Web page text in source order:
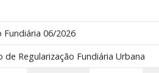
Fundiária 06/2026
de Regularização Fundiária Urbana